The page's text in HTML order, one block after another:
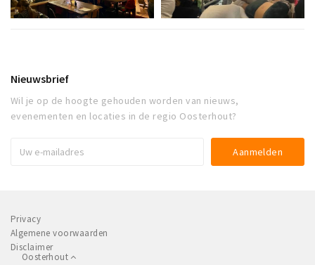
Nieuwsbrief
Wil je op de hoogte gehouden worden van nieuws,
evenementen en locaties in de regio Oosterhout?
Privacy
Algemene voorwaarden
Disclaimer
Oosterhout